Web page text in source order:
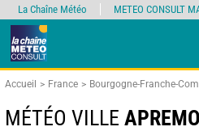
Accueil France Bourgogne-Franche-
MÉTÉO VILLE
La Chaîne Météo METEO CONSULT